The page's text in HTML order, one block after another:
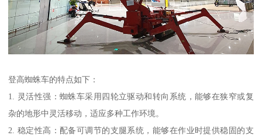
登高蜘蛛车的特点如下：
1. 灵活性强：蜘蛛车采用四轮立驱动和转向系统，能够在狭窄或复
杂的地形中灵活移动，适应多种工作环境。
2. 稳定性高：配备可调节的支腿系统，能够在作业时提供稳固的支